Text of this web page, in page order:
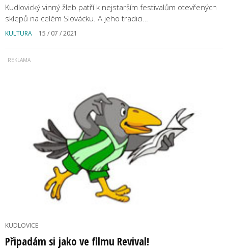
Kudlovický vinný žleb patří k nejstarším festivalům otevřených
sklepů na celém Slovácku. A jeho tradici…
KULTURA 15 / 07 / 2021
KUDLOVICE
Připadám si jako ve filmu Revival!